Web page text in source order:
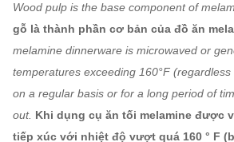
Wood pulp is the base component of
gỗ là thành phần cơ bản của đồ ăn
melamine dinnerware is microwaved or
temperatures exceeding 160°F
on a regular basis or for a long period of
out. Khi dụng cụ ăn tối melamine được
tiếp xúc với nhiệt độ vượt quá 160 ° F